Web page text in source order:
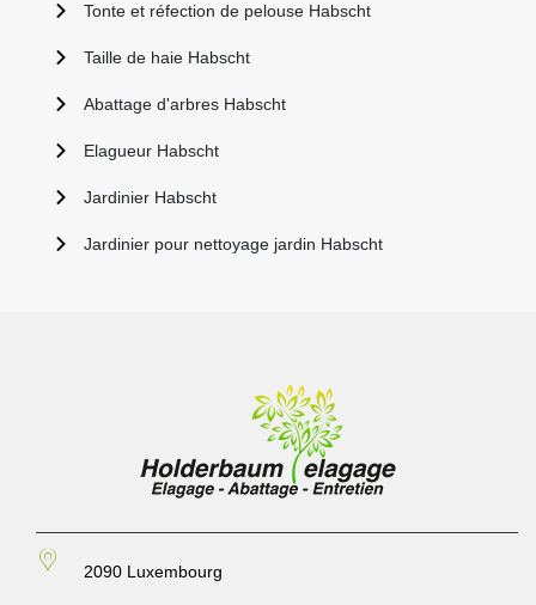
Tonte et réfection de pelouse Habscht
Taille de haie Habscht
Abattage d'arbres Habscht
Elagueur Habscht
Jardinier Habscht
Jardinier pour nettoyage jardin Habscht
2090 Luxembourg